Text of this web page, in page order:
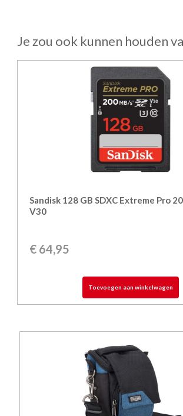
Je zou ook kunnen houden
Sandisk 128 GB SDXC Extreme Pro
V30
€ 64,95
Toevoegen aan winkelwagen